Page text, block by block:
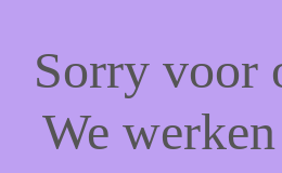
Sorry voor
We